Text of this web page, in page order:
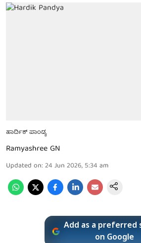
ಹಾರ್ದಿಕ್ ಪಾಂಡ್ಯ
Ramyashree GN
Updated on: 24 Jun 2026, 5:34 am
Add as a preferred
on Google